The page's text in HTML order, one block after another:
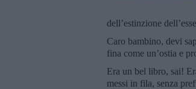
dell’estinzione
Caro bambino, devi
fina come un’ostia e
Era un bel libro, sai!
messi in fila, senza